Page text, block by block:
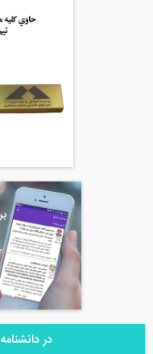
در دانشنامه 808 بیشتر بخوانید ...